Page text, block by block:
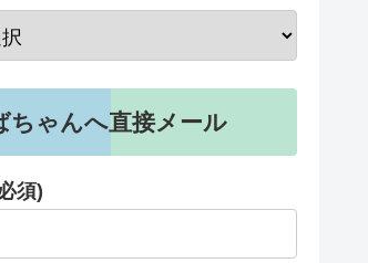
ちゃんへ直接メール
須)